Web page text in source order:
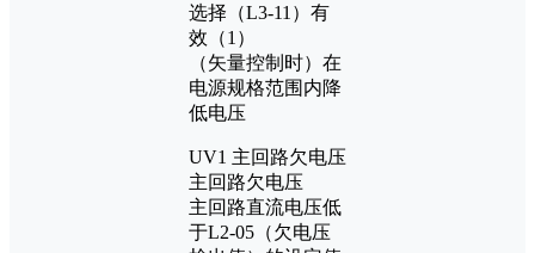
选择（L3-11）有
效（1）
（矢量控制时）在
电源规格范围内降
低电压
UV1 主回路欠电压
主回路欠电压
主回路直流电压低
于L2-05（欠电压